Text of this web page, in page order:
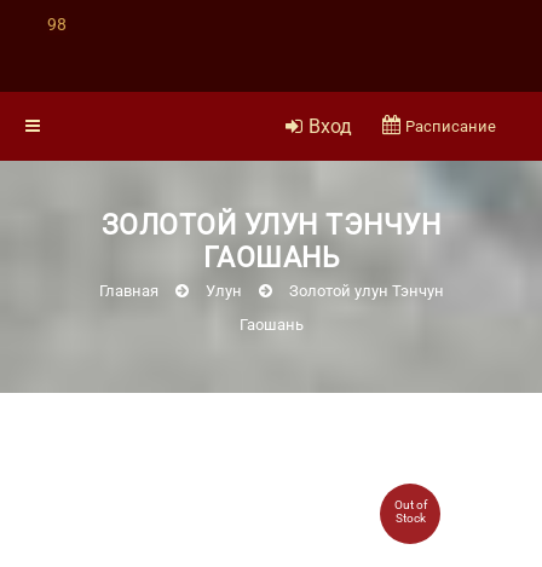
98
Вход Расписание
ЗОЛОТОЙ УЛУН ТЭНЧУН
ГАОШАНЬ
Главная Улун
Золотой улун Тэнчун
Гаошань
Out of
Stock